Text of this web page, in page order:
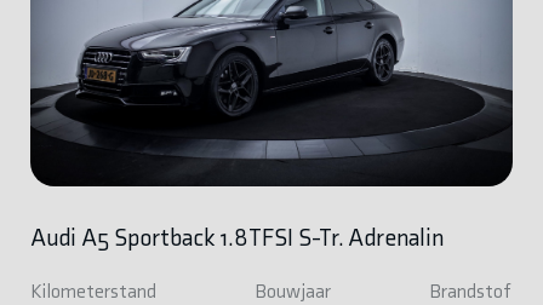
Audi A5 Sportback 1.8TFSI S-Tr. Adrenalin
Kilometerstand Bouwjaar Brandstof